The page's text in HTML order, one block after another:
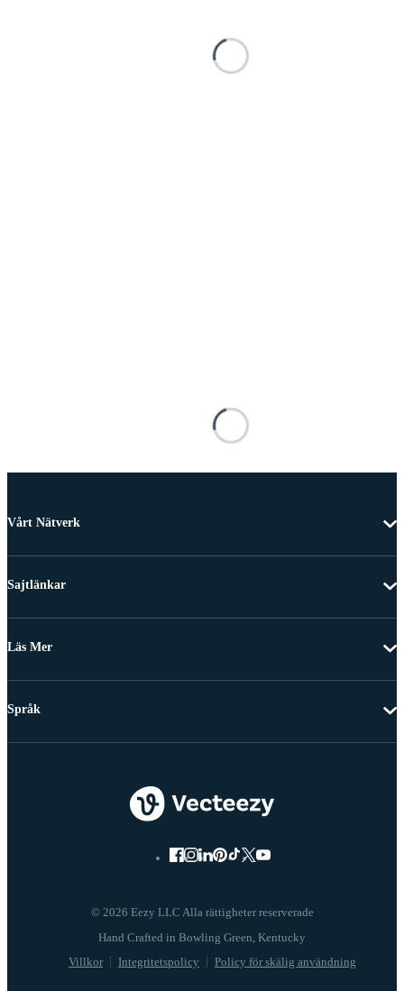
Vårt Nätverk
Sajtlänkar
Läs Mer
© 2026 Eezy LLC Alla rättigheter reserverade
Villkor Integritetspolicy Policy för skälig användning
Språk